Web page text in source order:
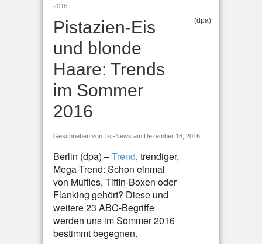
2016
Pistazien-Eis
und blonde
Haare: Trends
im Sommer
2016
(dpa)
Geschrieben von 1st-News am Dezember 16, 2016
Berlin (dpa) –Trend, trendiger,
Mega-Trend: Schon einmal
von Muffles, Tiffin-Boxen oder
Flanking gehört? Diese und
weitere 23 ABC-Begriffe
werden uns im Sommer 2016
bestimmt begegnen.